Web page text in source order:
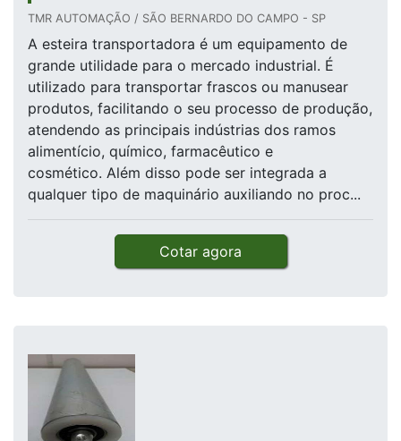
TMR AUTOMAÇÃO / SÃO BERNARDO DO CAMPO - SP
A esteira transportadora é um equipamento de
grande utilidade para o mercado industrial. É
utilizado para transportar frascos ou manusear
produtos, facilitando o seu processo de produção,
atendendo as principais indústrias dos ramos
alimentício, químico, farmacêutico e
cosmético. Além disso pode ser integrada a
qualquer tipo de maquinário auxiliando no proc...
Cotar agora